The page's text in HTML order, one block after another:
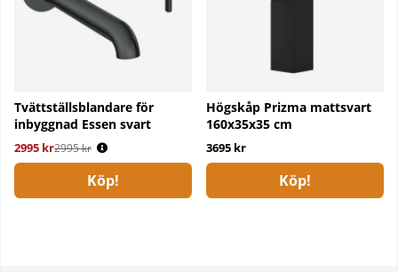
Tvättställsblandare för
inbyggnad Essen svart
2995 kr
Ordinarie pris:
2995 kr
Köp!
Högskåp Prizma mattsvart
160x35x35 cm
3695 kr
Köp!